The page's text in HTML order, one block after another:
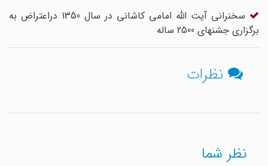
سخنرانی آیت الله امامی کاشانی در سال 1350 دراعتراض به
برگزاری جشنهای 2500 ساله
نظرات
نظر شما